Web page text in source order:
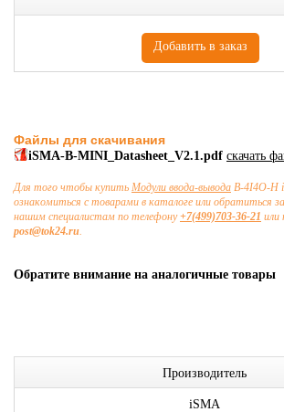
Файлы для скачивания
iSMA-B-MINI_Datasheet_V2.1.pdf скачать
Для того чтобы купить Модули ввода-вывода B-4I4O-H
ознакомиться с товарами в каталоге или обратиться
нашим специалистам по телефону+7(499)703-36-21 или
post@tok24.ru.
Обратите внимание на аналогичные товары
Производитель
iSMA